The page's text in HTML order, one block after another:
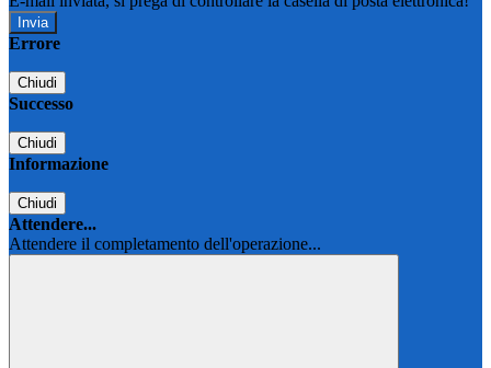
Errore
Chiudi
Successo
Chiudi
Informazione
Chiudi
Attendere...
Attendere il completamento dell'operazione...